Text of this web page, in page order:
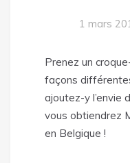
1 mars
Prenez un
façons
ajoutez-y l’envie
vous obtiendrez
en Belgique !